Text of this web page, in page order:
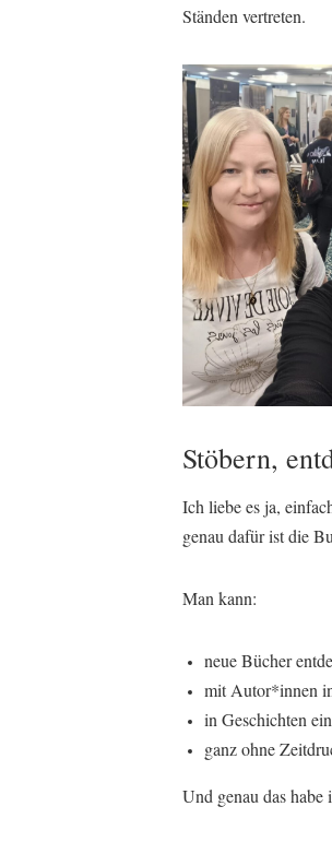
Ständen vertreten.
Stöbern,
Ich liebe es ja,
genau dafür ist die
Man kann:
neue Bücher
mit Autor*innen
in Geschichten
ganz ohne
Und genau das habe